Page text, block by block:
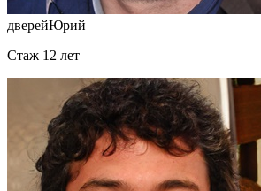
дверейЮрий
Cтаж 12 лет